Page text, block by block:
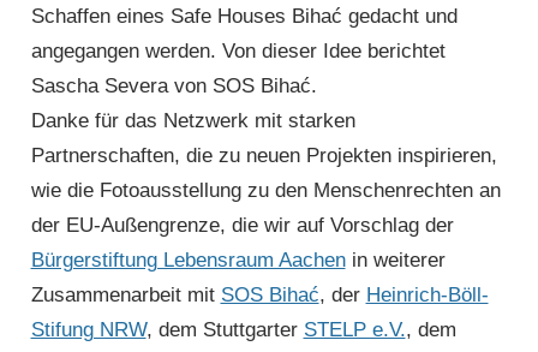
Schaffen eines Safe Houses Bihać gedacht und
angegangen werden. Von dieser Idee berichtet
Sascha Severa von SOS Bihać.
Danke für das Netzwerk mit starken
Partnerschaften, die zu neuen Projekten inspirieren,
wie die Fotoausstellung zu den Menschenrechten an
der EU-Außen­grenze, die wir auf Vorschlag der
Bürgerstiftung Lebens­raum Aachenin weiterer
Zusammenarbeit mit SOS Bihać, der Heinrich-Böll-
Stifung NRW, dem Stuttgarter STELP e.V., dem